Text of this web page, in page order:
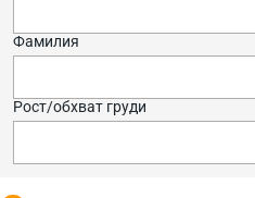
Фамилия
Рост/обхват груди